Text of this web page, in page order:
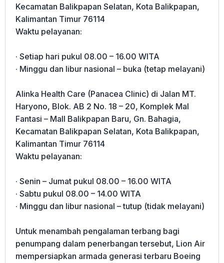
Kecamatan Balikpapan Selatan, Kota Balikpapan,
Kalimantan Timur 76114
Waktu pelayanan:
· Setiap hari pukul 08.00 – 16.00 WITA
· Minggu dan libur nasional – buka (tetap melayani)
Alinka Health Care (Panacea Clinic) di Jalan MT.
Haryono, Blok. AB 2 No. 18 – 20, Komplek Mal
Fantasi – Mall Balikpapan Baru, Gn. Bahagia,
Kecamatan Balikpapan Selatan, Kota Balikpapan,
Kalimantan Timur 76114
Waktu pelayanan:
· Senin – Jumat pukul 08.00 – 16.00 WITA
· Sabtu pukul 08.00 – 14.00 WITA
· Minggu dan libur nasional – tutup (tidak melayani)
Untuk menambah pengalaman terbang bagi
penumpang dalam penerbangan tersebut, Lion Air
mempersiapkan armada generasi terbaru Boeing